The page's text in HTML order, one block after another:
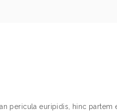
pericula euripidis, hinc partem